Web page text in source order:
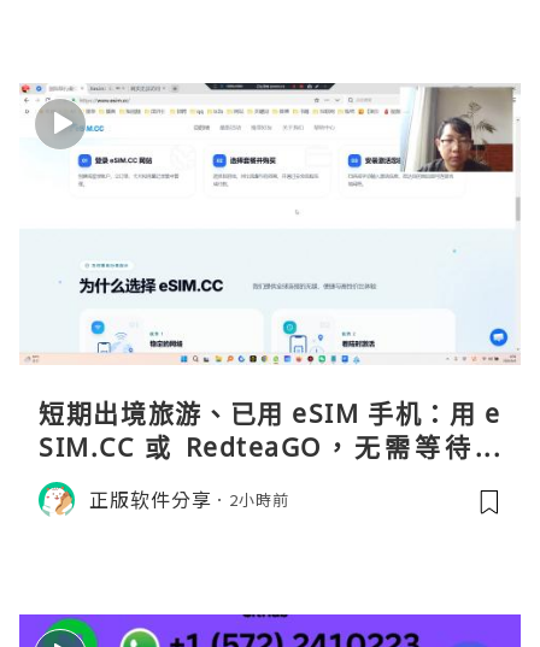
短期出境旅游、已用 eSIM 手机：用 e
SIM.CC 或 RedteaGO，无需等待收
货。需要“当地号码 + 通话短信”（如
打车、外卖、客户联络）：优先 Redt
正版软件分享 2小時前